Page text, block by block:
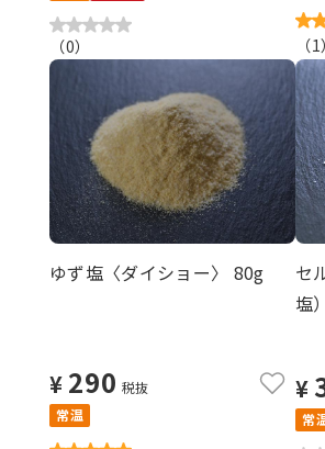
（0） （1）
ゆず塩〈ダイショー〉 80g
¥ 290 税抜
常温
セ
塩
¥
常